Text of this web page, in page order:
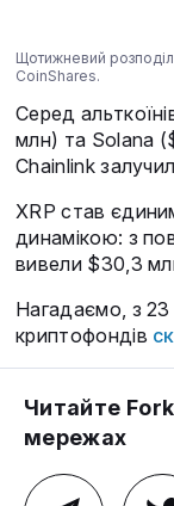
Щотижневий
CoinShares.
Серед
млн) та Solana
Chainlink
XRP став
динамікою: з
вивели $30,3
Нагадаємо, з
криптофондів
Читайте
мережах